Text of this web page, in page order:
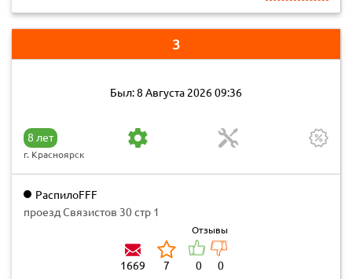
3
Был: 8 Августа 2026 09:36
8 лет
г. Красноярск
РаспилоFFF
проезд Связистов 30 стр 1
1669 7
Отзывы
0 0